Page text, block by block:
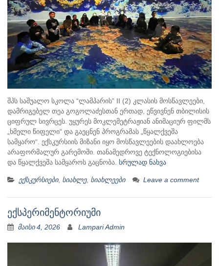
შპს საშუალო სკოლა “ლამპარის” II (2) კლასის მოსწავლეები,
დამრიგებელ თეა გოგოლაძესთან ერთად, ეწვივნენ თბილისის
ციფრულ სივრცეს. უყურეს მოკლემეტრაჟიან ანიმაციურ ფილმს
„ხმელი წიფელი“ და გაეცნენ პროგრამას „წყალქვეშა
სამყარო“. ექსკურსიის მიზანი იყო მოსწავლეების დაახლოება
არაფორმალურ გარემოში. თანამედროვე ტექნოლოგიებისა
და წყალქვეშა სამყაროს გაცნობა. სრულად ნახვა
ექსკურსიები, სიახლე, სიახლეები Leave a comment
ექსპერიმენტორიუმი
მაისი 4, 2026 Lampari Admin